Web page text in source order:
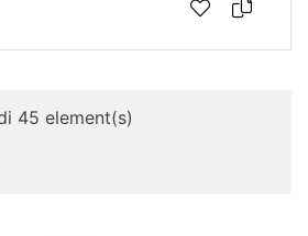
45 element(s)